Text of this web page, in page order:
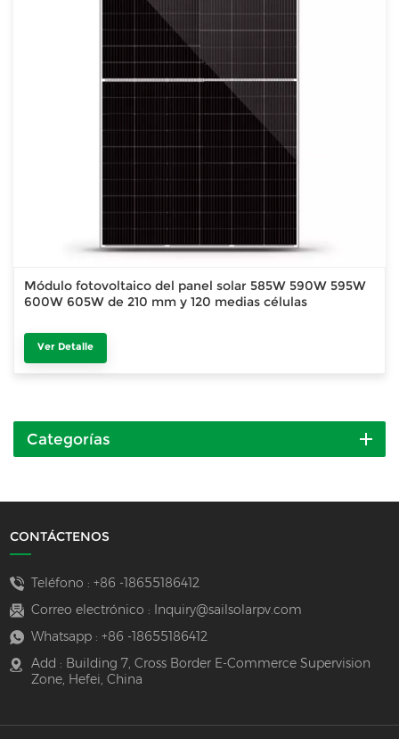
Módulo fotovoltaico del panel solar 585W 590W 595W
600W 605W de 210 mm y 120 medias células
Ver Detalle
Categorías
CONTÁCTENOS
Teléfono : +86 -18655186412
Correo electrónico :
Inquiry@sailsolarpv.com
Whatsapp : +86 -18655186412
Add : Building 7, Cross Border E-Commerce Supervision
Zone, Hefei, China